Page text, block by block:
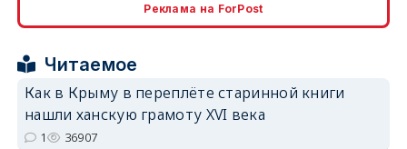
erid: 2SDnjcrDNw6
Реклама на ForPost
Читаемое
Как в Крыму в переплёте старинной книги
нашли ханскую грамоту XVI века
1 36907